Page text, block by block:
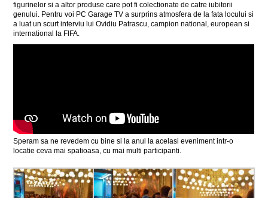
figurinelor si a altor produse care pot fi colectionate de catre iubitorii
genului. Pentru voi PC Garage TV a surprins atmosfera de la fata locului si
a luat un scurt interviu lui Ovidiu Patrascu, campion national, european si
international la FIFA.
Speram sa ne revedem cu bine si la anul la acelasi eveniment intr-o
locatie ceva mai spatioasa, cu mai multi participanti.